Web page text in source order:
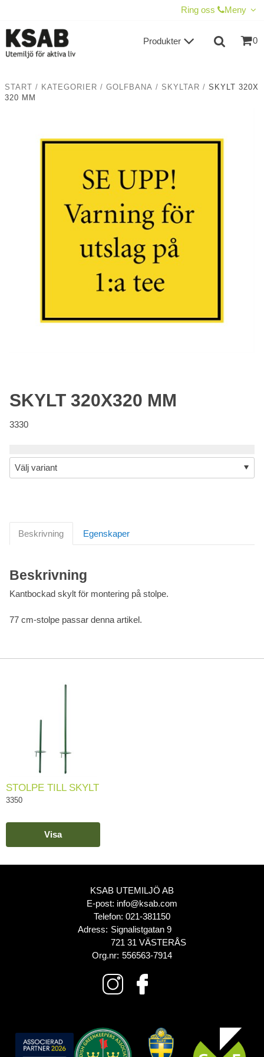
Ring oss Meny
0
Produkter
START / KATEGORIER / GOLFBANA / SKYLTAR / SKYLT 320X
320 MM
SKYLT 320X320 MM
3330
Beskrivning Egenskaper
Beskrivning
Kantbockad skylt för montering på stolpe.
77 cm-stolpe passar denna artikel.
STOLPE TILL SKYLT
3350
Visa
KSAB UTEMILJÖ AB
E-post: info@ksab.com
Telefon: 021-381150
Adress: Signalistgatan 9
721 31 VÄSTERÅS
Org.nr: 556563-7914
TILL KASSAN